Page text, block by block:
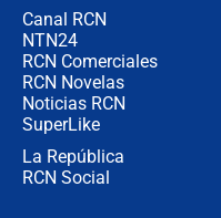
Canal RCN
NTN24
RCN Comerciales
RCN Novelas
Noticias RCN
SuperLike
La República
RCN Social